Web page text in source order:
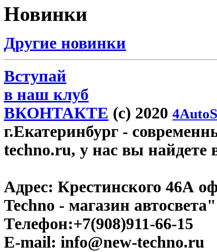
Новинки
Другие новинки
Вступай
в наш клуб
ВКОНТАКТЕ (c) 2020
г.Екатеринбург -
techno.ru, у нас вы найдете
Адрес: Крестинского 46А
Techno - магазин автосвета"
Телефон:+7(908)911-66-15
E-mail: info@new-techno.ru